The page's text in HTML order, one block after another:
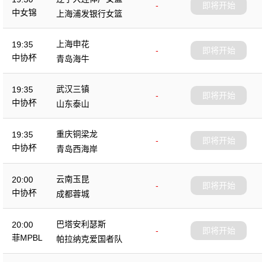
中女锦
-
上海浦发银行女篮
即将开始
19:35
中协杯
上海申花
-
青岛海牛
即将开始
19:35
中协杯
武汉三镇
-
山东泰山
即将开始
19:35
中协杯
重庆铜梁龙
-
青岛西海岸
即将开始
20:00
中协杯
云南玉昆
-
成都蓉城
即将开始
20:00
菲MPBL
巴塔安利瑟斯
-
帕拉纳克爱国者队
即将开始